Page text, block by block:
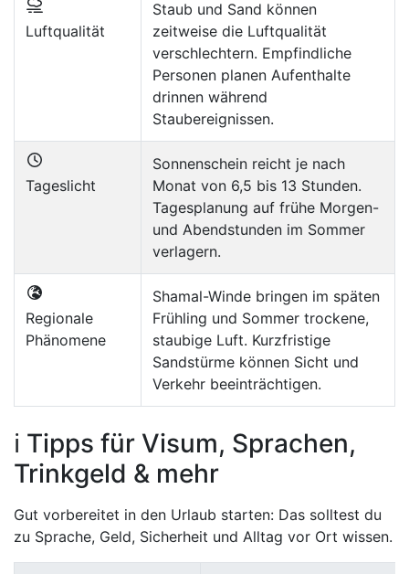
Luftqualität
Staub und Sand können
zeitweise die Luftqualität
verschlechtern. Empfindliche
Personen planen Aufenthalte
drinnen während
Staubereignissen.
Tageslicht
Sonnenschein reicht je nach
Monat von 6,5 bis 13 Stunden.
Tagesplanung auf frühe Morgen-
und Abendstunden im Sommer
verlagern.
Regionale
Phänomene
Shamal-Winde bringen im späten
Frühling und Sommer trockene,
staubige Luft. Kurzfristige
Sandstürme können Sicht und
Verkehr beeinträchtigen.
ℹ️ Tipps für Visum, Sprachen,
Trinkgeld & mehr
Gut vorbereitet in den Urlaub starten: Das solltest du
zu Sprache, Geld, Sicherheit und Alltag vor Ort wissen.